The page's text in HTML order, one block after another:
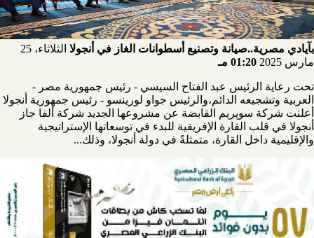
بآيادي مصرية..صيانة وتصنيع أسطوانات الغاز في أنجولا
الثلاثاء، 25
مارس 2025
01:20 مـ
تحت رعاية الرئيس عبد الفتاح السيسي - رئيس جمهورية مصر -
العربية وتشجيعه الدائم،والرئيس جواو لورينسو - رئيس جمهورية أنجولا
أعلنت شركة سوپريم القابضة عن مشروعها الجديد شركة ألفا جاز
أنجولا في قلب القارة الإفريقية للبدء في توسعاتها الإستراتيجية
والإقليمية داخل القارة، متمثلةً في دولة أنجولا، وذلك...